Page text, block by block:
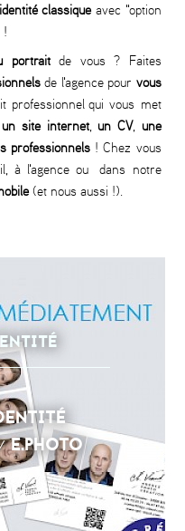
identité classiqueavec "option
!
portraitde vous ? Faites
de l'agence pour vous
professionnel qui vous met
un site internet,un CV, une
professionnels ! Chez vous
à l'agence ou dans notre
(et nous aussi !).